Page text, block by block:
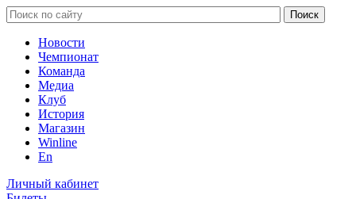
Новости
Чемпионат
Команда
Медиа
Клуб
История
Магазин
Winline
En
Личный кабинет